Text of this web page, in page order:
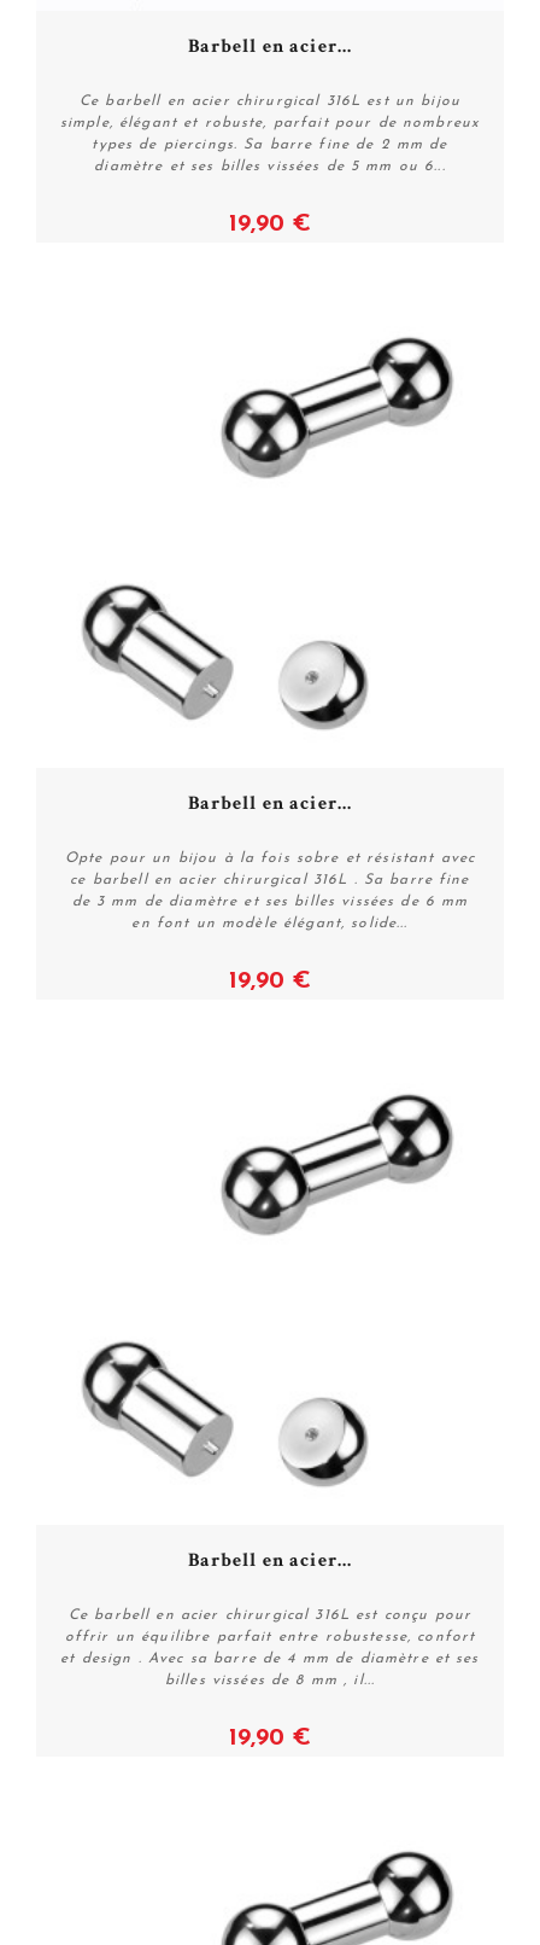
composé de plusieurs couleurs pour l’achat d’un piercing
Voir
Barbell en acier...
Ce barbell en acier chirurgical 316L est un bijou
simple, élégant et robuste, parfait pour de nombreux
types de piercings. Sa barre fine de 2 mm de
diamètre et ses billes vissées de 5 mm ou 6...
19,90 €
Voir
Barbell en acier...
Opte pour un bijou à la fois sobre et résistant avec
ce barbell en acier chirurgical 316L . Sa barre fine
de 3 mm de diamètre et ses billes vissées de 6 mm
en font un modèle élégant, solide...
19,90 €
Voir
Barbell en acier...
Ce barbell en acier chirurgical 316L est conçu pour
offrir un équilibre parfait entre robustesse, confort
et design . Avec sa barre de 4 mm de diamètre et ses
billes vissées de 8 mm , il...
19,90 €